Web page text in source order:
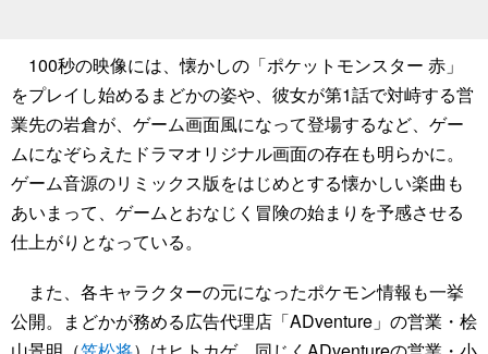
100秒の映像には、懐かしの「ポケットモンスター 赤」
をプレイし始めるまどかの姿や、彼女が第1話で対峙する営
業先の岩倉が、ゲーム画面風になって登場するなど、ゲー
ムになぞらえたドラマオリジナル画面の存在も明らかに。
ゲーム音源のリミックス版をはじめとする懐かしい楽曲も
あいまって、ゲームとおなじく冒険の始まりを予感させる
仕上がりとなっている。
また、各キャラクターの元になったポケモン情報も一挙
公開。まどかが務める広告代理店「ADventure」の営業・桧